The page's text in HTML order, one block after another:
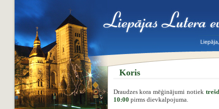
Koris
Draudzes kora mēģinājumi notiek
10:00 pirms dievkalpojuma.